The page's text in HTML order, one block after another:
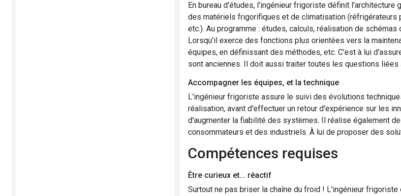
En bureau d'études, l'ingénieur frigoriste définit
des matériels frigorifiques et de climatisation
etc.). Au programme : études, calculs, réalisation de
Lorsqu'il exerce des fonctions plus orientées vers la
équipes, en définissant des méthodes, etc. C'est à lui
sont anciennes. Il doit aussi traiter toutes les questions
Accompagner les équipes, et la technique
L'ingénieur frigoriste assure le suivi des évolutions
réalisation, avant d'effectuer un retour d'expérience sur les
d'augmenter la fiabilité des systèmes. Il réalise également
consommateurs et des industriels. À lui de proposer des
Compétences requises
Être curieux et... réactif
Surtout ne pas briser la chaîne du froid ! L'ingénieur